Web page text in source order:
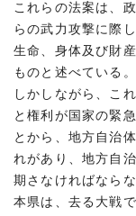
これらの法案は、
らの武力攻撃に際
生命、身体及び財
ものと述べている。
しかしながら、こ
と権利が国家の緊
とから、地方自治
れがあり、地方自
期さなければならな
本県は、去る大戦